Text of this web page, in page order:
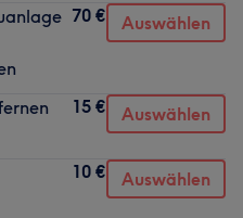
70 € Auswählen
15 € Auswählen
10 € Auswählen